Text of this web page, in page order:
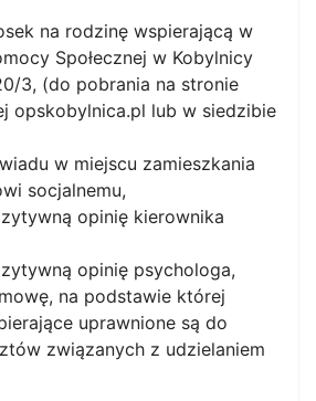
na rodzinę wspierającą w
Społecznej w Kobylnicy
3, (do pobrania na stronie
opskobylnica.pl lub w siedzibie
w miejscu zamieszkania
socjalnemu,
opinię kierownika
opinię psychologa,
na podstawie której
uprawnione są do
związanych z udzielaniem